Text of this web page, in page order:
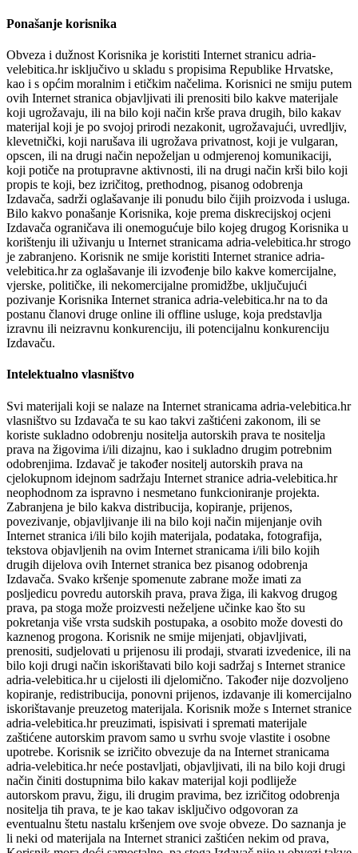
Ponašanje korisnika
Obveza i dužnost Korisnika je koristiti Internet stranicu adria-
velebitica.hr isključivo u skladu s propisima Republike Hrvatske,
kao i s općim moralnim i etičkim načelima. Korisnici ne smiju putem
ovih Internet stranica objavljivati ili prenositi bilo kakve materijale
koji ugrožavaju, ili na bilo koji način krše prava drugih, bilo kakav
materijal koji je po svojoj prirodi nezakonit, ugrožavajući, uvredljiv,
klevetnički, koji narušava ili ugrožava privatnost, koji je vulgaran,
opscen, ili na drugi način nepoželjan u odmjerenoj komunikaciji,
koji potiče na protupravne aktivnosti, ili na drugi način krši bilo koji
propis te koji, bez izričitog, prethodnog, pisanog odobrenja
Izdavača, sadrži oglašavanje ili ponudu bilo čijih proizvoda i usluga.
Bilo kakvo ponašanje Korisnika, koje prema diskrecijskoj ocjeni
Izdavača ograničava ili onemogućuje bilo kojeg drugog Korisnika u
korištenju ili uživanju u Internet stranicama adria-velebitica.hr strogo
je zabranjeno. Korisnik ne smije koristiti Internet stranice adria-
velebitica.hr za oglašavanje ili izvođenje bilo kakve komercijalne,
vjerske, političke, ili nekomercijalne promidžbe, uključujući
pozivanje Korisnika Internet stranica adria-velebitica.hr na to da
postanu članovi druge online ili offline usluge, koja predstavlja
izravnu ili neizravnu konkurenciju, ili potencijalnu konkurenciju
Izdavaču.
Intelektualno vlasništvo
Svi materijali koji se nalaze na Internet stranicama adria-velebitica.hr
vlasništvo su Izdavača te su kao takvi zaštićeni zakonom, ili se
koriste sukladno odobrenju nositelja autorskih prava te nositelja
prava na žigovima i/ili dizajnu, kao i sukladno drugim potrebnim
odobrenjima. Izdavač je također nositelj autorskih prava na
cjelokupnom idejnom sadržaju Internet stranice adria-velebitica.hr
neophodnom za ispravno i nesmetano funkcioniranje projekta.
Zabranjena je bilo kakva distribucija, kopiranje, prijenos,
povezivanje, objavljivanje ili na bilo koji način mijenjanje ovih
Internet stranica i/ili bilo kojih materijala, podataka, fotografija,
tekstova objavljenih na ovim Internet stranicama i/ili bilo kojih
drugih dijelova ovih Internet stranica bez pisanog odobrenja
Izdavača. Svako kršenje spomenute zabrane može imati za
posljedicu povredu autorskih prava, prava žiga, ili kakvog drugog
prava, pa stoga može proizvesti neželjene učinke kao što su
pokretanja više vrsta sudskih postupaka, a osobito može dovesti do
kaznenog progona. Korisnik ne smije mijenjati, objavljivati,
prenositi, sudjelovati u prijenosu ili prodaji, stvarati izvedenice, ili na
bilo koji drugi način iskorištavati bilo koji sadržaj s Internet stranice
adria-velebitica.hr u cijelosti ili djelomično. Također nije dozvoljeno
kopiranje, redistribucija, ponovni prijenos, izdavanje ili komercijalno
iskorištavanje preuzetog materijala. Korisnik može s Internet stranice
adria-velebitica.hr preuzimati, ispisivati i spremati materijale
zaštićene autorskim pravom samo u svrhu svoje vlastite i osobne
upotrebe. Korisnik se izričito obvezuje da na Internet stranicama
adria-velebitica.hr neće postavljati, objavljivati, ili na bilo koji drugi
način činiti dostupnima bilo kakav materijal koji podliježe
autorskom pravu, žigu, ili drugim pravima, bez izričitog odobrenja
nositelja tih prava, te je kao takav isključivo odgovoran za
eventualnu štetu nastalu kršenjem ove svoje obveze. Do saznanja je
li neki od materijala na Internet stranici zaštićen nekim od prava,